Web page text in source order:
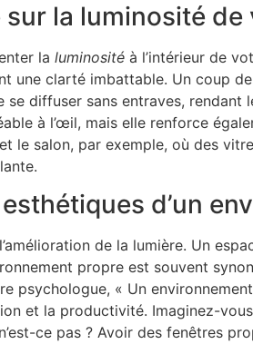
sur la luminosité
la luminosité à l’intérieur de
une clarté imbattable. Un coup de
diffuser sans entraves,
à l’œil, mais elle renforce
le salon, par exemple, où des
d’un
de la lumière. Un
propre est souvent
psychologue, « Un
et la productivité. Imaginez-
ce pas ? Avoir des fenêtres